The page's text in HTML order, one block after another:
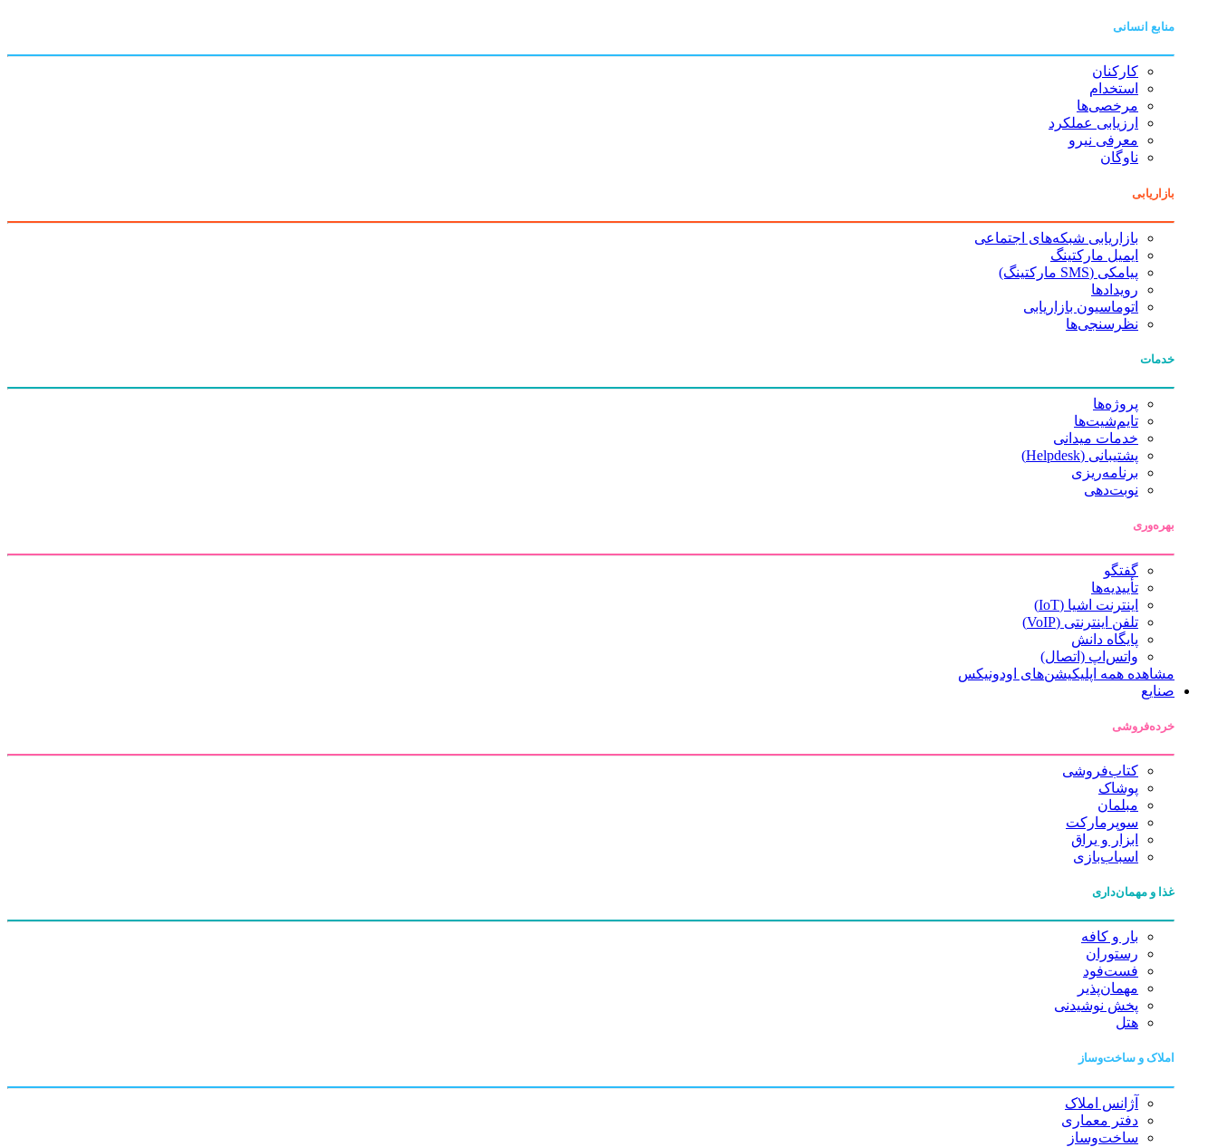
منابع انسانی
کارکنان
استخدام
مرخصی‌ها
ارزیابی عملکرد
معرفی نیرو
ناوگان
بازاریابی
بازاریابی شبکه‌های اجتماعی
ایمیل مارکتینگ
پیامکی (SMS مارکتینگ)
رویدادها
اتوماسیون بازاریابی
نظرسنجی‌ها
خدمات
پروژه‌ها
تایم‌شیت‌ها
خدمات میدانی
پشتیبانی (Helpdesk)
برنامه‌ریزی
نوبت‌دهی
بهره‌وری
گفتگو
تأییدیه‌ها
اینترنت اشیا (IoT)
تلفن اینترنتی (VoIP)
پایگاه دانش
واتس‌اپ (اتصال)
مشاهده همه اپلیکیشن‌های اودونیکس
صنایع
خرده‌فروشی
کتاب‌فروشی
پوشاک
مبلمان
سوپرمارکت
ابزار و یراق
اسباب‌بازی
غذا و مهمان‌داری
بار و کافه
رستوران
فست‌فود
مهمان‌پذیر
پخش نوشیدنی
هتل
املاک و ساخت‌وساز
آژانس املاک
دفتر معماری
ساخت‌وساز